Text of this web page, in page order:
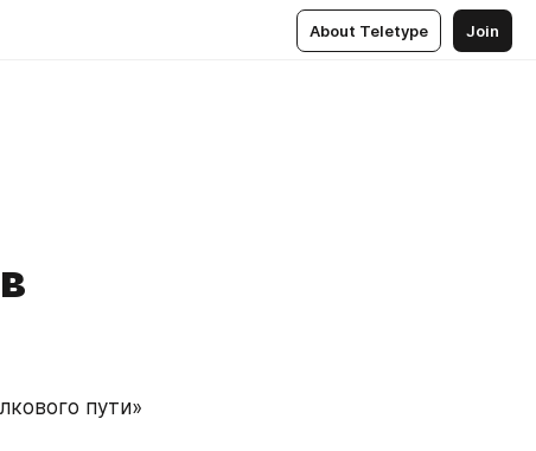
About Teletype Join
пути»